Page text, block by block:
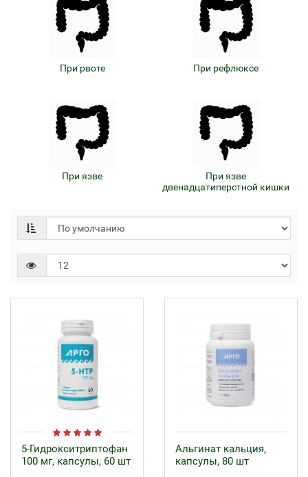
При рвоте При рефлюксе
При язве
При язве
двенадцатиперстной кишки
5-Гидрокситриптофан
100 мг, капсулы, 60 шт
Альгинат кальция,
капсулы, 80 шт